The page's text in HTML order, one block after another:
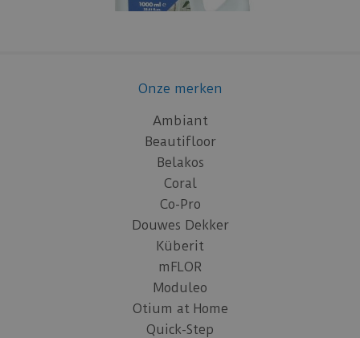
Onze merken
Ambiant
Beautifloor
Belakos
Coral
Co-Pro
Douwes Dekker
Küberit
mFLOR
Moduleo
Otium at Home
Quick-Step